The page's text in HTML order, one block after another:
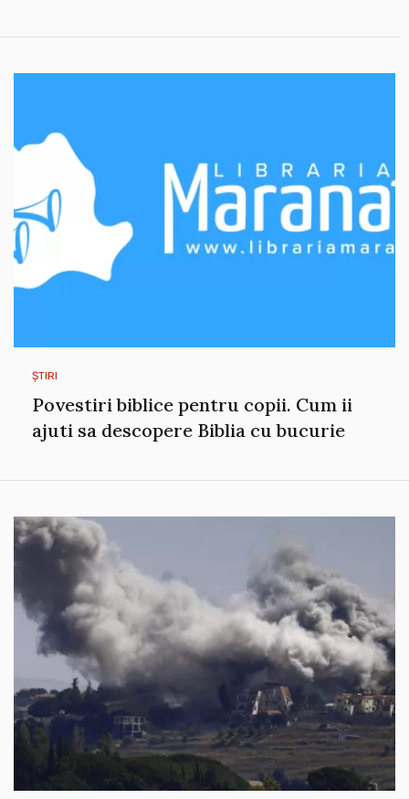
ȘTIRI
Povestiri biblice pentru copii. Cum ii
ajuti sa descopere Biblia cu bucurie